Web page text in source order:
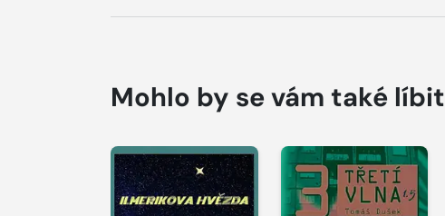
Mohlo by se vám také líbit